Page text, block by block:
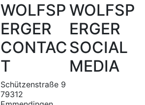
WOLFSP
ERGER
CONTAC
T
Schützenstraße 9
79312
WOLFSP
ERGER
SOCIAL
MEDIA